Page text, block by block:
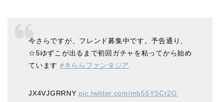
今さらですが、フレンド募集中です。予告通り、
☆5ゆずこが出るまで初回ガチャを粘ってから始め
ています #きららファンタジア
JX4VJGRRNY pic.twitter.com/mb55YSCr2G